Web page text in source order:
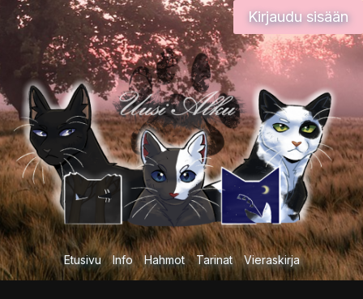
Siirry
sisältöön
Kirjaudu sisään
Etusivu Info Hahmot Tarinat Vieraskirja